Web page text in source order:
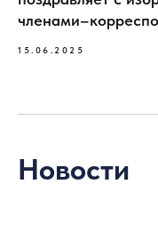
15.06.2025
Новости